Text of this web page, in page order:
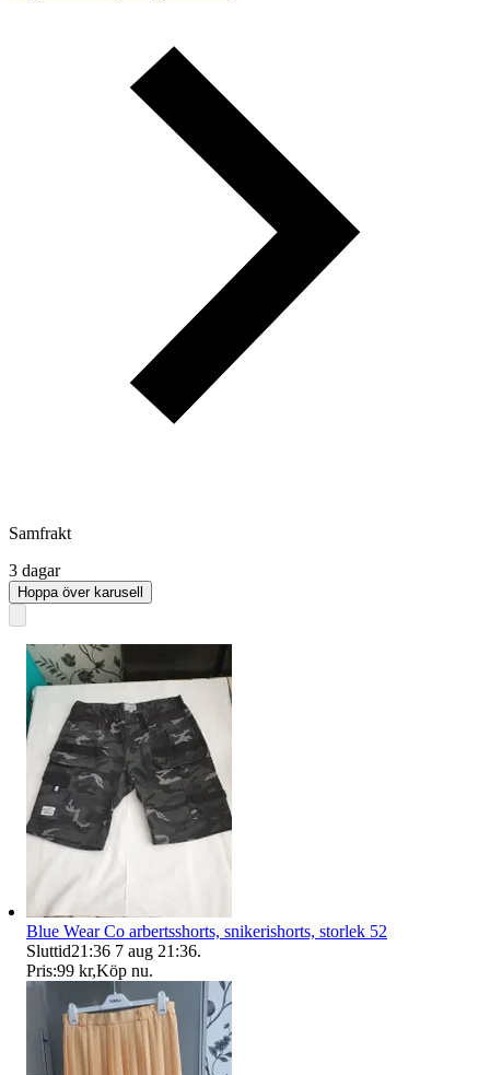
Samfrakt
3 dagar
Hoppa över karusell
Blue Wear Co arbertsshorts, snikerishorts, storlek 52
Sluttid21:36 7 aug 21:36.
Pris:99 kr,Köp nu.